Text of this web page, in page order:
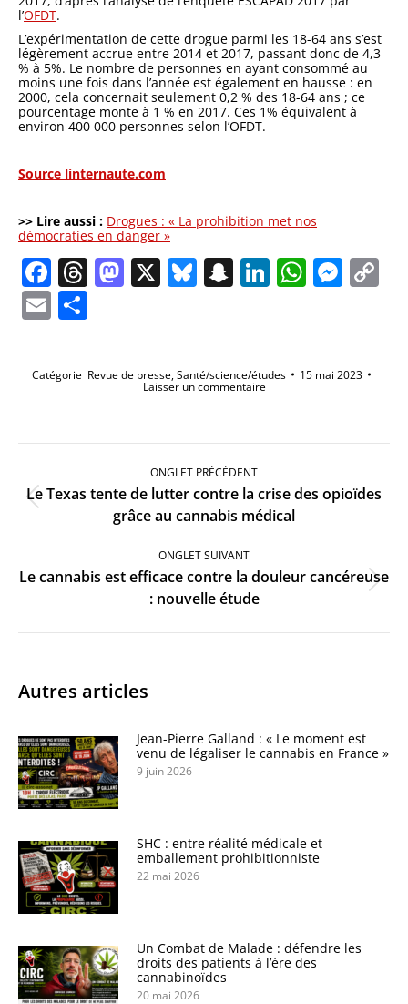
l’OFDT.
L’expérimentation de cette drogue parmi les 18-64 ans s’est
légèrement accrue entre 2014 et 2017, passant donc de 4,3
% à 5%. Le nombre de personnes en ayant consommé au
moins une fois dans l’année est également en hausse : en
2000, cela concernait seulement 0,2 % des 18-64 ans ; ce
pourcentage monte à 1 % en 2017. Ces 1% équivalent à
environ 400 000 personnes selon l’OFDT.
Source linternaute.com
>> Lire aussi : Drogues : « La prohibition met nos
démocraties en danger »
Facebook
Threads
Mastodon
X Bluesky
Snapchat
LinkedIn
Email
Catégorie Revue de presse,Santé/science/études 15 mai 2023
Laisser un commentaire
Navigation
ONGLET PRÉCÉDENT
Onglet
précédent
Le Texas tente de lutter contre la crise des opioïdes
grâce au cannabis médical
ONGLET SUIVANT
Onglet
suivant
Le cannabis est efficace contre la douleur cancéreuse
: nouvelle étude
Autres articles
Jean-Pierre Galland : « Le moment est
venu de légaliser le cannabis en France »
9 juin 2026
SHC : entre réalité médicale et
emballement prohibitionniste
22 mai 2026
Un Combat de Malade : défendre les
droits des patients à l’ère des
cannabinoïdes
20 mai 2026